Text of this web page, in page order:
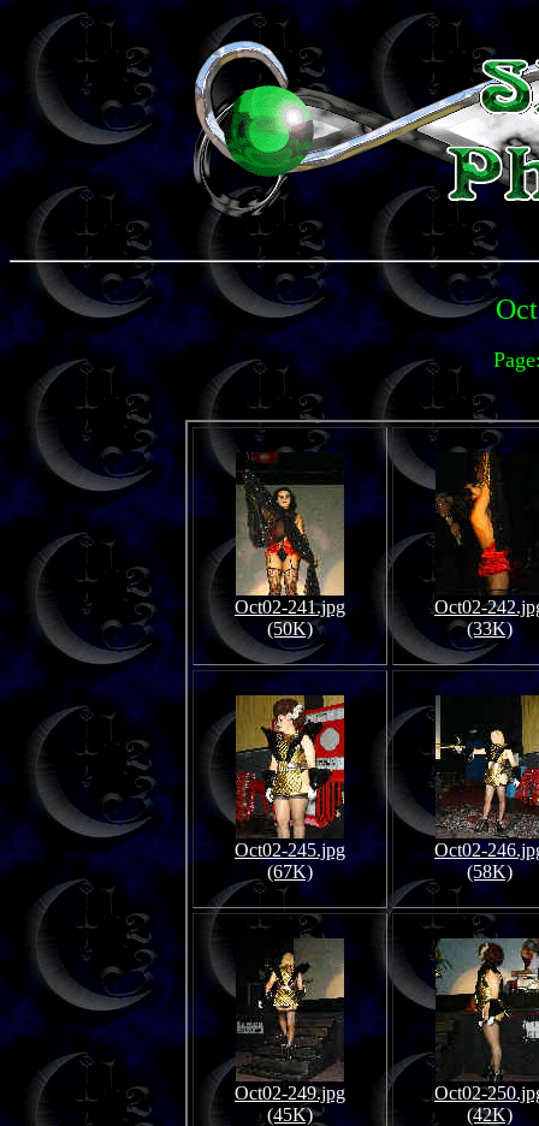
Oct02-241.jpg
(50K)
Oct02-
(33K)
Oct02-245.jpg
(67K)
Oct02-
(58K)
Oct02-249.jpg
(45K)
Oct02-
(42K)